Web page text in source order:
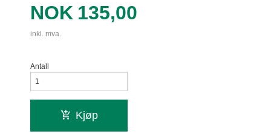
Pris
NOK 135,00
inkl. mva.
Antall
Kjøp